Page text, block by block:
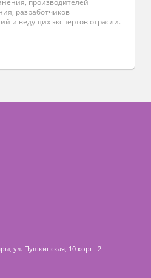
научно-практический
здравоохранения», который